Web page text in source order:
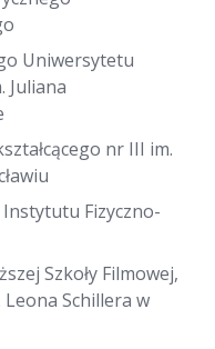
Uniwersytetu
Juliana
nr III im.
Fizyczno-
Szkoły Filmowej,
Schillera w